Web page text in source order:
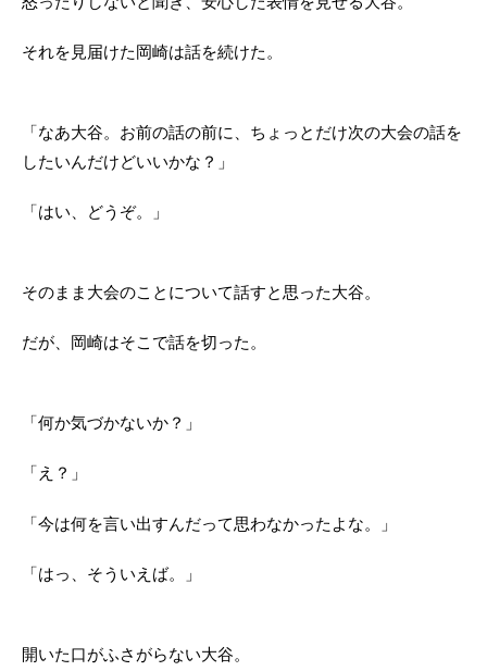
それを見届けた岡崎は話を続けた。
「なあ大谷。お前の話の前に、ちょっとだけ次の大会の話を
したいんだけどいいかな？」
「はい、どうぞ。」
そのまま大会のことについて話すと思った大谷。
だが、岡崎はそこで話を切った。
「何か気づかないか？」
「え？」
「今は何を言い出すんだって思わなかったよな。」
「はっ、そういえば。」
開いた口がふさがらない大谷。